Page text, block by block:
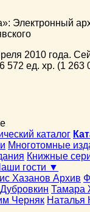
Электронный
2010 года.
572 ед. хр. (1 263
каталог
Многотомные
Книжные
гости ▼
Хазанов Архив
Тамара
Черняк Наталья